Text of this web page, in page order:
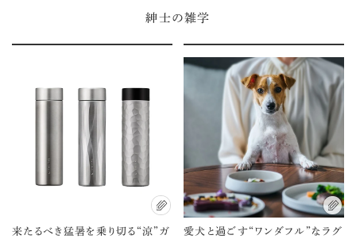
紳士の雑学
来たるべき猛暑を乗り切る“涼”ガ
愛犬と過ごす“ワンダフル”なラグ